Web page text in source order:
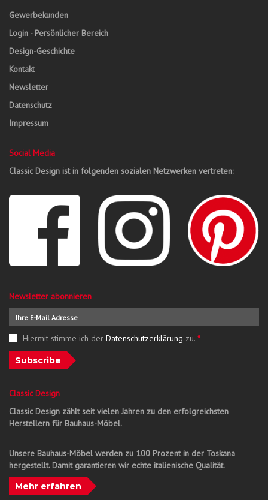
Gewerbekunden
Login - Persönlicher Bereich
Design-Geschichte
Kontakt
Newsletter
Datenschutz
Impressum
Social Media
Classic Design ist in folgenden sozialen Netzwerken vertreten:
Newsletter abonnieren
Hiermit stimme ich der Datenschutzerklärung zu. *
Subscribe
Classic Design
Classic Design zählt seit vielen Jahren zu den erfolgreichsten
Herstellern für Bauhaus-Möbel.
Unsere Bauhaus-Möbel werden zu 100 Prozent in der Toskana
hergestellt. Damit garantieren wir echte italienische Qualität.
Mehr erfahren